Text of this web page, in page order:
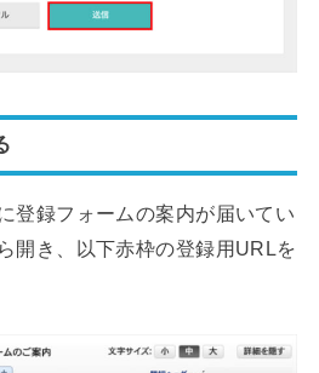
登録フォームの案内が届いてい
開き、以下赤枠の登録用URLを